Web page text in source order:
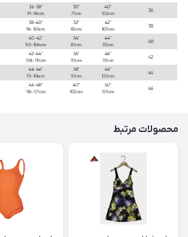
محصولات مرتبط